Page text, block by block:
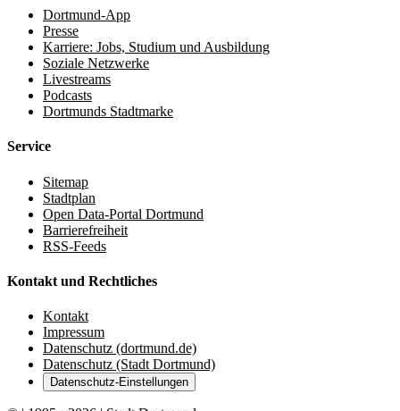
Dortmund-App
Presse
Karriere: Jobs, Studium und Ausbildung
Soziale Netzwerke
Livestreams
Podcasts
Dortmunds Stadtmarke
Service
Sitemap
Stadtplan
Open Data-Portal Dortmund
Barrierefreiheit
RSS-Feeds
Kontakt und Rechtliches
Kontakt
Impressum
Datenschutz (dortmund.de)
Datenschutz (Stadt Dortmund)
Datenschutz-Einstellungen